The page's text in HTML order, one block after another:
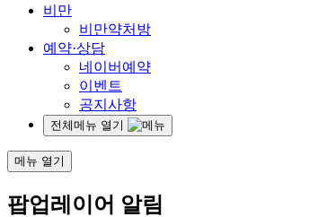
비만
비만약처방
예약·상담
네이버예약
이벤트
공지사항
전체메뉴 열기
메뉴 열기
팝업레이어 알림